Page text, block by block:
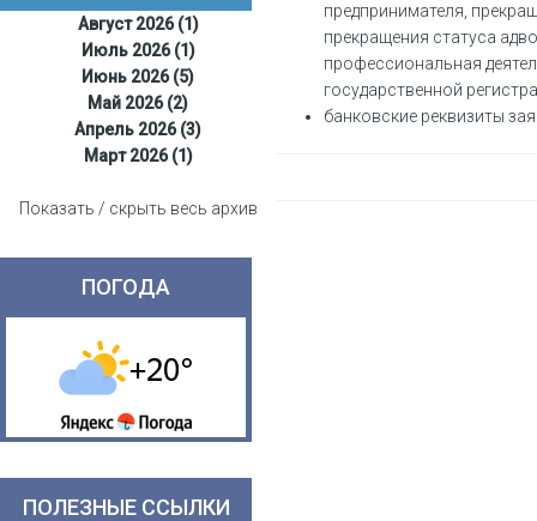
Август 2026 (1)
Июль 2026 (1)
Июнь 2026 (5)
Май 2026 (2)
Апрель 2026 (3)
Март 2026 (1)
Показать / скрыть весь архив
ПОГОДА
ПОЛЕЗНЫЕ ССЫЛКИ
предпринимателя,
прекращения статуса
профессиональная
государственной
банковские реквизиты